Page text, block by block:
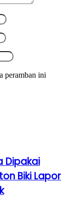
peramban ini
Dipakai
Biki Lapor